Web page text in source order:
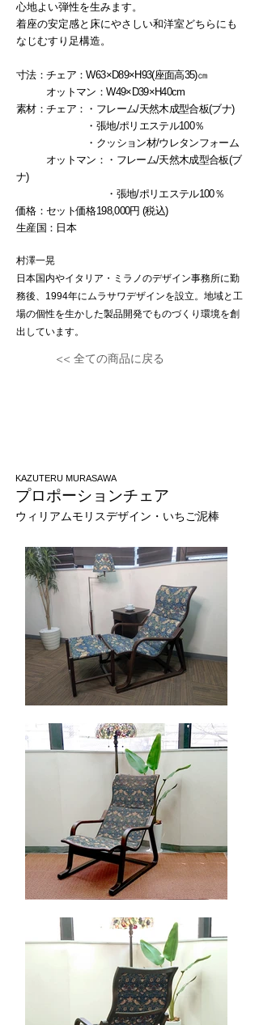
心地よい弾性を生みます。
着座の安定感と床にやさしい和洋室どちらにも
なじむすり足構造。
寸法：チェア：W63×D89×H93(座面高35)㎝
オットマン：W49×D39×H40cm
​素材：チェア：・フレーム/天然木成型合板(ブナ)
・張地/ポリエステル100％
・クッション材/ウレタンフォーム
オットマン：・フレーム/天然木成型合板(ブ
ナ)
・張地/ポリエステル100％
​価格：セット価格198,000円 (税込)
生産国： 日本
村澤一晃
日本国内やイタリア・ミラノのデザイン事務所に勤
務後、1994年にムラサワデザイ ンを設立。地域と工
場の個性を生かした製品開発でものづくり環境を創
出しています。
<< 全ての商品に戻る
KAZUTERU MURASAWA
プロポーションチェア
ウィリアムモリス​デザイン・ いちご泥棒